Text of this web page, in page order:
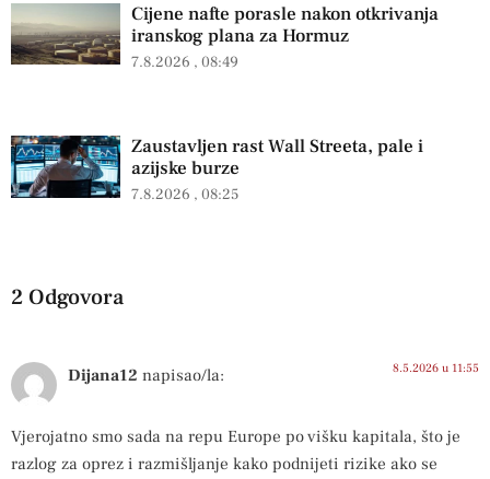
Cijene nafte porasle nakon otkrivanja
iranskog plana za Hormuz
7.8.2026 08:49
Zaustavljen rast Wall Streeta, pale i
azijske burze
7.8.2026 08:25
2 Odgovora
Dijana12 napisao/la: 8.5.2026 u 11:55
Vjerojatno smo sada na repu Europe po višku kapitala, što je
razlog za oprez i razmišljanje kako podnijeti rizike ako se